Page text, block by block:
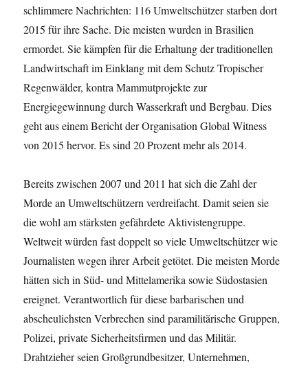
schlimmere Nachrichten: 116 Umweltschützer starben dort
2015 für ihre Sache. Die meisten wurden in Brasilien
ermordet. Sie kämpfen für die Erhaltung der traditionellen
Landwirtschaft im Einklang mit dem Schutz Tropischer
Regenwälder, kontra Mammutprojekte zur
Energiegewinnung durch Wasserkraft und Bergbau. Dies
geht aus einem Bericht der Organisation Global Witness
von 2015 hervor. Es sind 20 Prozent mehr als 2014.
Bereits zwischen 2007 und 2011 hat sich die Zahl der
Morde an Umweltschützern verdreifacht. Damit seien sie
die wohl am stärksten gefährdete Aktivistengruppe.
Weltweit würden fast doppelt so viele Umweltschützer wie
Journalisten wegen ihrer Arbeit getötet. Die meisten Morde
hätten sich in Süd- und Mittelamerika sowie Südostasien
ereignet. Verantwortlich für diese barbarischen und
abscheulichsten Verbrechen sind paramilitärische Gruppen,
Polizei, private Sicherheitsfirmen und das Militär.
Drahtzieher seien Großgrundbesitzer, Unternehmen,